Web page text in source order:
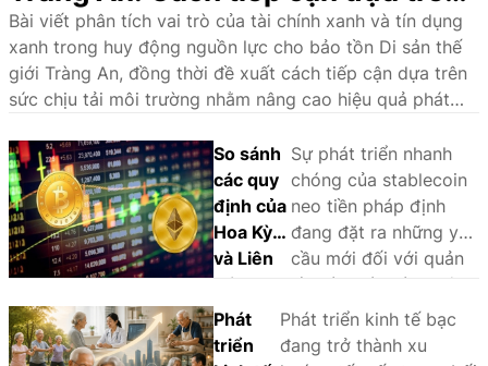
sức chịu tải môi trường
Bài viết phân tích vai trò của tài chính xanh và tín dụng
xanh trong huy động nguồn lực cho bảo tồn Di sản thế
giới Tràng An, đồng thời đề xuất cách tiếp cận dựa trên
sức chịu tải môi trường nhằm nâng cao hiệu quả phát
So sánh
các quy
định của
Hoa Kỳ
và Liên
minh
châu Âu
đối với
Sự phát triển nhanh
chóng của stablecoin
neo tiền pháp định
đang đặt ra những yêu
cầu mới đối với quản
lý nhà nước và khuôn
khổ pháp lý. Thông
qua phân tích và so
Phát
triển
Phát triển kinh tế bạc
đang trở thành xu